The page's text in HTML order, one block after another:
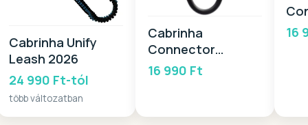
Cabrinha Unify
Leash 2026
24 990 Ft-tól
több változatban
Cabrinha
Connector
System Freestyle
16 990 Ft
16